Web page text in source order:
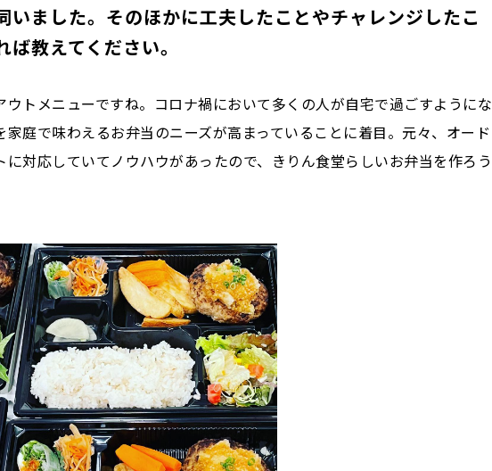
いました。そのほかに工夫したことやチャレンジしたこ
ば教えてください。
ウトメニューですね。コロナ禍において多くの人が自宅で過ごすようにな
家庭で味わえるお弁当のニーズが高まっていることに着目。元々、オード
に対応していてノウハウがあったので、きりん食堂らしいお弁当を作ろう